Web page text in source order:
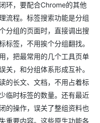
环，要配合Chrome的其他
流程。标签搜索功能是分组
分组的页面时，直接调出搜
标签，不用挨个分组翻找。
，把最常用的几个工具页单
关，和分组体系形成互补。
的长文、文档，不用占着标
临时标签的数量。还有最近
的操作，误关了整组资料也
重要内容。这些原生功能各